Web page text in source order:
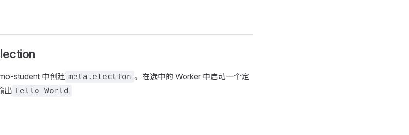
student 中创建 meta.election 。在选中的 Worker 中启动一个定
出 Hello World